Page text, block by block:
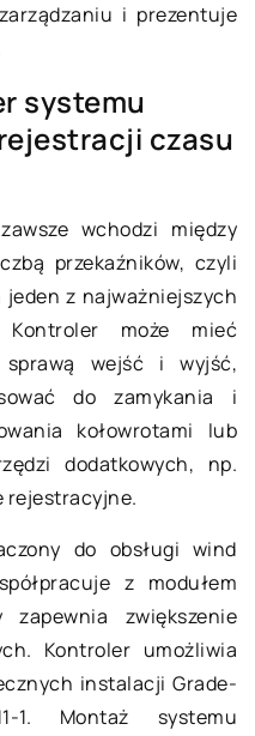
i prezentuje
systemu
czasu
wchodzi między
przekaźników, czyli
jeden z najważniejszych
może mieć
sprawą wejść i wyjść,
do zamykania i
kołowrotami lub
dodatkowych, np.
rejestracyjne.
do obsługi wind
z modułem
zapewnia zwiększenie
Kontroler umożliwia
instalacji Grade-
1. Montaż systemu